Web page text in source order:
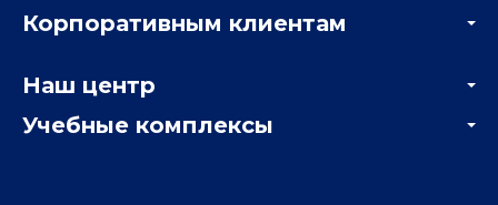
Учебные комплексы
Мастер-классы и вебинары
Корпоративным клиентам
Отзывы компаний
Наш центр
Информация о центре